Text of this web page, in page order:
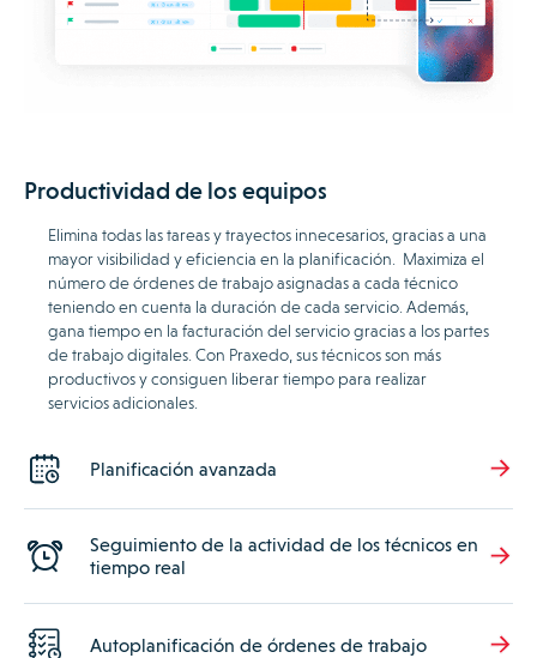
Productividad de los equipos
Elimina todas las tareas y trayectos innecesarios, gracias a una
mayor visibilidad y eficiencia en la planificación. Maximiza el
número de órdenes de trabajo asignadas a cada técnico
teniendo en cuenta la duración de cada servicio. Además,
gana tiempo en la facturación del servicio gracias a los partes
de trabajo digitales. Con Praxedo, sus técnicos son más
productivos y consiguen liberar tiempo para realizar
servicios adicionales.
Planificación avanzada
Seguimiento de la actividad de los técnicos en
tiempo real
Autoplanificación de órdenes de trabajo